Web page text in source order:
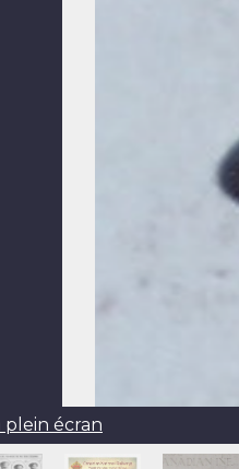
plein écran